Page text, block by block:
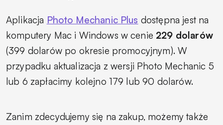
Aplikacja Photo Mechanic Plus dostępna jest na
komputery Mac i Windows w cenie 229 dolarów
(399 dolarów po okresie promocyjnym). W
przypadku aktualizacja z wersji Photo Mechanic 5
lub 6 zapłacimy kolejno 179 lub 90 dolarów.
Zanim zdecydujemy się na zakup, możemy także